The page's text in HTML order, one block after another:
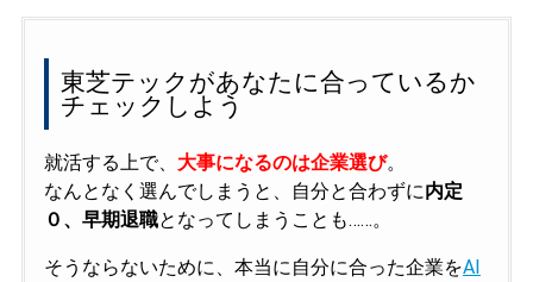
東芝テックがあなたに合っているか
チェックしよう
就活する上で、 大事になるのは企業選び。
なんとなく選んでしまうと、自分と合わずに内定
０、早期退職となってしまうことも……。
そうならないために、本当に自分に合った企業をAI